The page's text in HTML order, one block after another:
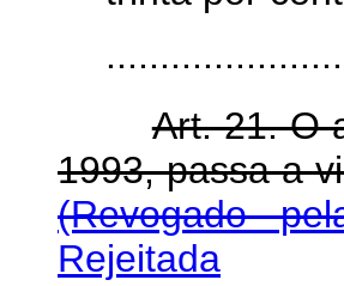
Art. 21. O
1993, passa a
(Revogado
Rejeitada